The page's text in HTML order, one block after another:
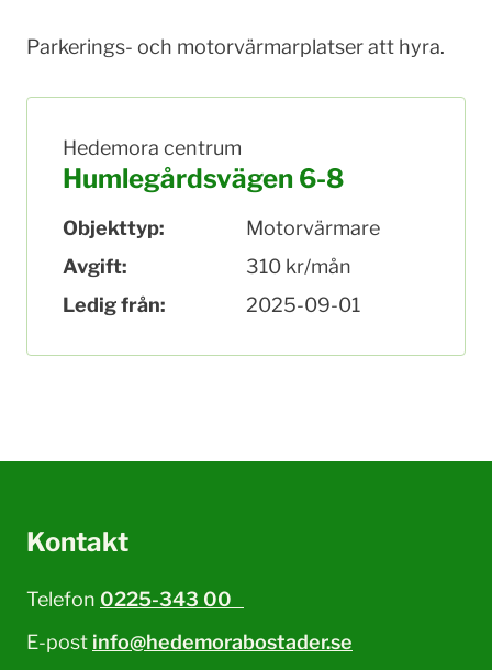
Parkerings- och motorvärmarplatser att hyra.
Hedemora centrum
Humlegårdsvägen 6-8
Objekttyp:
Motorvärmare
Avgift:
310 kr/mån
Ledig från:
2025-09-01
Kontakt
Telefon 0225-343 00
E-post info@hedemorabostader.se